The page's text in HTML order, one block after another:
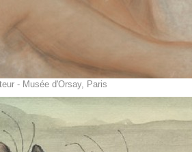
- Musée d'Orsay, Paris